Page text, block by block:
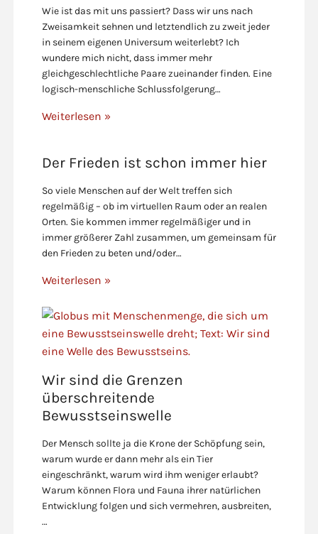
Wie ist das mit uns passiert? Dass wir uns nach
Zweisamkeit sehnen und letztendlich zu zweit jeder
in seinem eigenen Universum weiterlebt? Ich
wundere mich nicht, dass immer mehr
gleichgeschlechtliche Paare zueinander finden. Eine
logisch-menschliche Schlussfolgerung…
Weiterlesen »
Der Frieden ist schon immer hier
So viele Menschen auf der Welt treffen sich
regelmäßig – ob im virtuellen Raum oder an realen
Orten. Sie kommen immer regelmäßiger und in
immer größerer Zahl zusammen, um gemeinsam für
den Frieden zu beten und/oder…
Weiterlesen »
Wir sind die Grenzen
überschreitende
Bewusstseinswelle
Der Mensch sollte ja die Krone der Schöpfung sein,
warum wurde er dann mehr als ein Tier
eingeschränkt, warum wird ihm weniger erlaubt?
Warum können Flora und Fauna ihrer natürlichen
Entwicklung folgen und sich vermehren, ausbreiten,
…